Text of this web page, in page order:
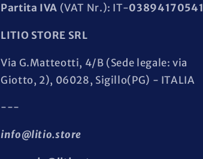
Partita IVA (VAT Nr.): IT-03894170541
LITIO STORE SRL
Via G.Matteotti, 4/B (Sede legale: via
Giotto, 2), 06028, Sigillo(PG) - ITALIA
---
info@litio.store